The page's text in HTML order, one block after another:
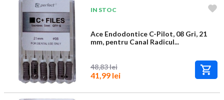
IN STOC
Ace Endodontice C-Pilot, 08 Gri, 21
mm, pentru Canal Radicul...
48,83 lei
41,99 lei